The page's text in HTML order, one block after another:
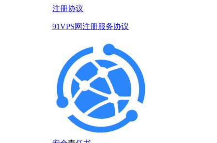
注册协议
91VPS网注册服务协议